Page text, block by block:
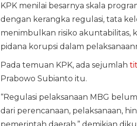
KPK menilai besarnya skala
dengan kerangka regulasi, tata
menimbulkan risiko akuntabilitas,
pidana korupsi dalam
Pada temuan KPK, ada sejumlah
Prabowo Subianto itu.
“Regulasi pelaksanaan MBG
dari perencanaan, pelaksanaan,
pemerintah daerah,” demikian